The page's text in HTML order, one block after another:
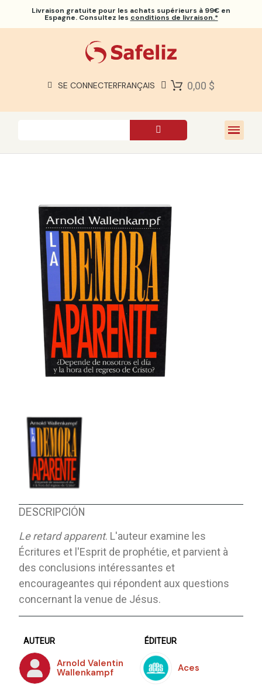
Livraison gratuite pour les achats supérieurs à 99€ en
Espagne. Consultez les conditions de livraison.*
SE CONNECTERFRANÇAIS 0,00 $
À PROPOS DE NOUS
DESCRIPCIÓN
Le retard apparent. L'auteur examine les
Écritures et l'Esprit de prophétie, et parvient à
des conclusions intéressantes et
encourageantes qui répondent aux questions
concernant la venue de Jésus.
AUTEUR
Arnold Valentin
Wallenkampf
ÉDITEUR
Aces